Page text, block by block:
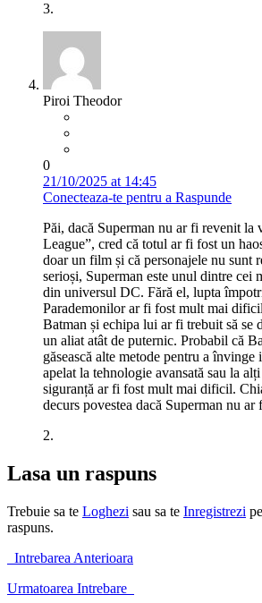
3.
Piroi Theodor
0
21/10/2025 at 14:45
Conecteaza-te pentru a Raspunde
Păi, dacă Superman nu ar fi revenit la
League”, cred că totul ar fi fost un
doar un film și că personajele nu sunt
serioși, Superman este unul dintre cei
din universul DC. Fără el, lupta
Parademonilor ar fi fost mult mai
Batman și echipa lui ar fi trebuit să se
un aliat atât de puternic. Probabil că
găsească alte metode pentru a
apelat la tehnologie avansată sau la
siguranță ar fi fost mult mai dificil.
decurs povestea dacă Superman nu
2.
Lasa un raspuns
Trebuie sa te Loghezi sau sa te Inregistrezi
raspuns.
Intrebarea Anterioara
Urmatoarea Intrebare